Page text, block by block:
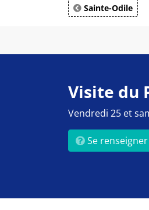
Sainte-Odile
Visite du
Vendredi 25 et
Se renseigner